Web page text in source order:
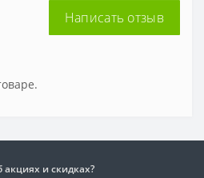
Написать отзыв
акциях и скидках?